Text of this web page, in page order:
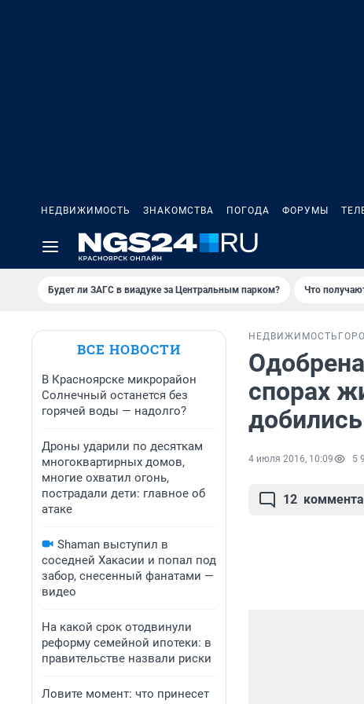
НЕДВИЖИМОСТЬ ЗНАКОМСТВА ПОГОДА ФОРУМЫ
Будет ли ЗАГС в виадуке за Центральным парком? Что
ВСЕ НОВОСТИ
В Красноярске микрорайон
Солнечный останется без
горячей воды — надолго?
Дроны ударили по десяткам
многоквартирных домов,
многие охватил огонь,
пострадали дети: главное об
атаке
Shaman выступил в
соседней Хакасии и попал под
забор, снесенный фанатами —
видео
На какой срок отодвинули
реформу семейной ипотеки: в
правительстве назвали риски
Ловите момент: что принесет
НЕДВИЖИМОСТЬ
спорах
4 июля 2016, 10:09 5
12